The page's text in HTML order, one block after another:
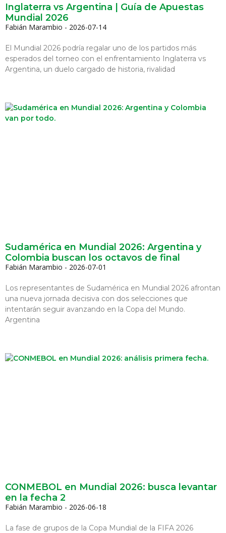
Inglaterra vs Argentina | Guía de Apuestas
Mundial 2026
Fabián Marambio 2026-07-14
El Mundial 2026 podría regalar uno de los partidos más
esperados del torneo con el enfrentamiento Inglaterra vs
Argentina, un duelo cargado de historia, rivalidad
Sudamérica en Mundial 2026: Argentina y
Colombia buscan los octavos de final
Fabián Marambio 2026-07-01
Los representantes de Sudamérica en Mundial 2026 afrontan
una nueva jornada decisiva con dos selecciones que
intentarán seguir avanzando en la Copa del Mundo.
Argentina
CONMEBOL en Mundial 2026: busca levantar
en la fecha 2
Fabián Marambio 2026-06-18
La fase de grupos de la Copa Mundial de la FIFA 2026